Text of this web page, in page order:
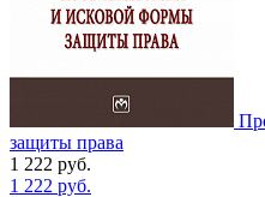
защиты права
1 222 руб.
1 222 руб.